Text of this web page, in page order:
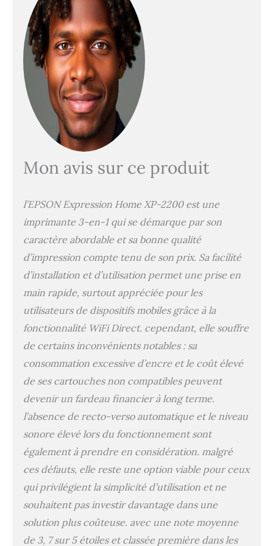
Profitez de la flexibilité
du Wi-Fi et du Wi-Fi
Direct, permettant
d'imprimer et de
numériser sans fil depuis
n'importe où dans la
maison. Le XP-2200 offre
des fonctions conviviales
pour une impression à
domicile transparente.
Intégration des appareils
tablette avec l'application
plus. Créez des livres
photo, cartes de vœux et
l'application Epson
Creative Print. Des
impressions abordables
et éclatantes: Le jeu
d'encres Epson
Pineapple 604 garantit
des impressions fiables
et claires à un coût
minimal. Combinant des
encres noires à pigments
colorants, il réduit les
coûts d'impression.
Flexible et efficace:
Économisez de l'argent,
de l'espace et du temps
avec cette imprimante
compacte tout-en-un. La
XP-2200 est parfaite
pour ceux qui
recherchent une
solution économique,
moderne et intuitive
produisant des
Mon avis sur ce produit
l’EPSON Expression Home XP-2200 est une
imprimante 3-en-1 qui se démarque par son
caractère abordable et sa bonne qualité
d’impression compte tenu de son prix. Sa facilité
d’installation et d’utilisation permet une prise en
main rapide, surtout appréciée pour les
utilisateurs de dispositifs mobiles grâce à la
fonctionnalité WiFi Direct. cependant, elle souffre
de certains inconvénients notables : sa
consommation excessive d’encre et le coût élevé
de ses cartouches non compatibles peuvent
devenir un fardeau financier à long terme.
l’absence de recto-verso automatique et le niveau
sonore élevé lors du fonctionnement sont
également à prendre en considération. malgré
ces défauts, elle reste une option viable pour ceux
qui privilégient la simplicité d’utilisation et ne
souhaitent pas investir davantage dans une
solution plus coûteuse. avec une note moyenne
de 3, 7 sur 5 étoiles et classée première dans les